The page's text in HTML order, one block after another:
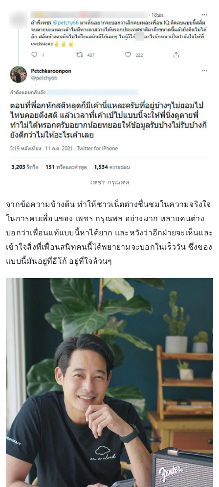
เพชร กรุณพล
จากข้อความข้างต้น ทำให้ชาวเน็ตต่างชื่นชมในความจริงใจ
ในการคบเพื่อนของ เพชร กรุณพล อย่างมาก หลายคนต่าง
บอกว่าเพื่อนแท้แบบนี้หาได้ยาก และหวังว่าอีกฝ่ายจะเห็นและ
เข้าใจสิ่งที่เพื่อนสนิทคนนี้ได้พยายามจะบอกในเร็ววัน ซึ่งของ
แบบนี้มันอยู่ที่อีโก้ อยู่ที่ใจล้วนๆ